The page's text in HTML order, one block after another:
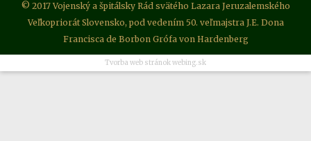
© 2017 Vojenský a špitálsky Rád svätého Lazara Jeruzalemského
Veľkopriorát Slovensko, pod vedením 50. veľmajstra J.E. Dona
Francisca de Borbon Grófa von Hardenberg
Tvorba web stránok webing.sk